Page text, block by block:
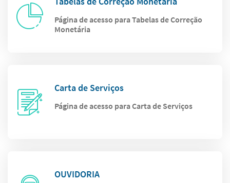
Página de acesso para Tabelas de Correção
Monetária
Carta de Serviços
Página de acesso para Carta de Serviços
OUVIDORIA